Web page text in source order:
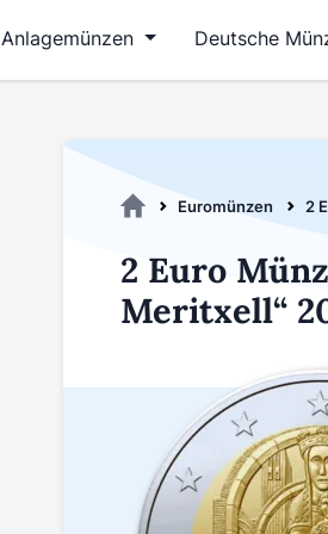
Anlagemünzen Deutsche
Euromünzen 2
2 Euro
Meritxell“